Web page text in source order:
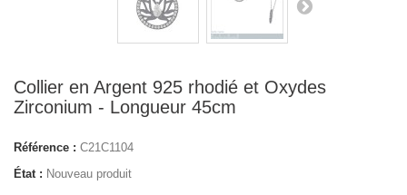
Collier en Argent 925 rhodié et Oxydes
Zirconium - Longueur 45cm
Référence : C21C1104
État : Nouveau produit